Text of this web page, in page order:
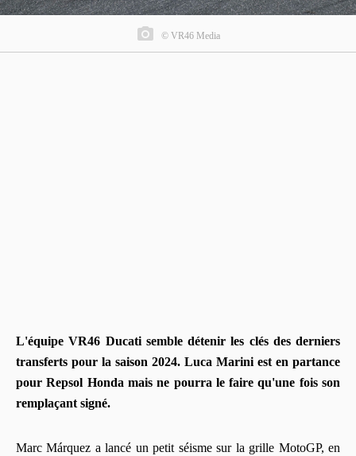
© VR46 Media
L'équipe VR46 Ducati semble détenir les clés des derniers
transferts pour la saison 2024. Luca Marini est en partance
pour Repsol Honda mais ne pourra le faire qu'une fois son
remplaçant signé.
Marc Márquez a lancé un petit séisme sur la grille MotoGP, en